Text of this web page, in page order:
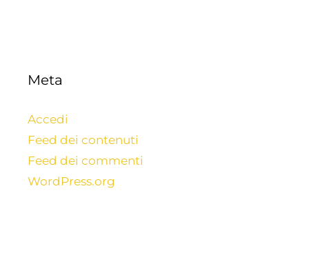
Meta
Accedi
Feed dei contenuti
Feed dei commenti
WordPress.org